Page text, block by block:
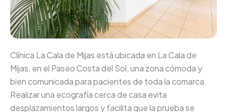
Clínica La Cala de Mijas está ubicada en La Cala de
Mijas, en el Paseo Costa del Sol, una zona cómoda y
bien comunicada para pacientes de toda la comarca.
Realizar una ecografía cerca de casa evita
desplazamientos largos y facilita que la prueba se